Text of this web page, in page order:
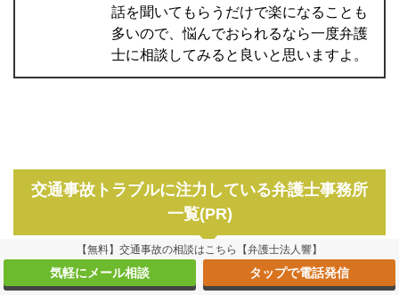
話を聞いてもらうだけで楽になることも
多いので、悩んでおられるなら一度弁護
士に相談してみると良いと思いますよ。
交通事故トラブルに注力している弁護士事務所
一覧(PR)
弁護士法人ステラ
【無料】交通事故の相談はこちら【弁護士法人響】
気軽にメール相談 タップで電話発信